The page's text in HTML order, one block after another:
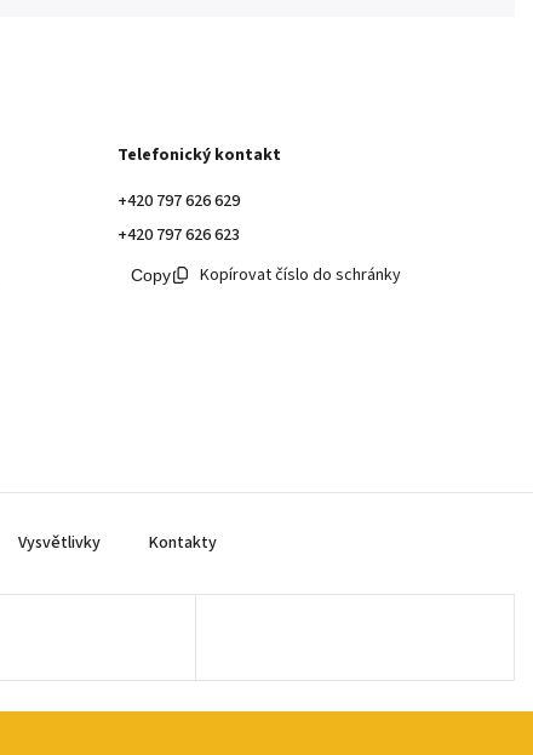
Telefonický kontakt
+420 797 626 629
+420 797 626 623
Kopírovat číslo do schránky
Vysvětlivky Kontakty